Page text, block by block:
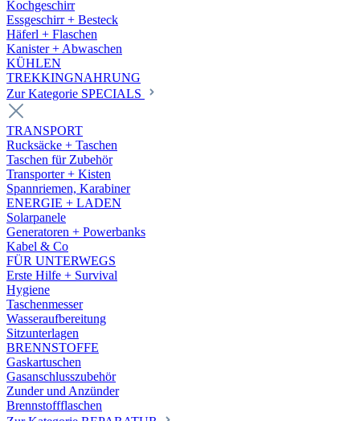
Kochgeschirr
Essgeschirr + Besteck
Häferl + Flaschen
Kanister + Abwaschen
KÜHLEN
TREKKINGNAHRUNG
Zur Kategorie SPECIALS
TRANSPORT
Rucksäcke + Taschen
Taschen für Zubehör
Transporter + Kisten
Spannriemen, Karabiner
ENERGIE + LADEN
Solarpanele
Generatoren + Powerbanks
Kabel & Co
FÜR UNTERWEGS
Erste Hilfe + Survival
Hygiene
Taschenmesser
Wasseraufbereitung
Sitzunterlagen
BRENNSTOFFE
Gaskartuschen
Gasanschlusszubehör
Zunder und Anzünder
Brennstoffflaschen